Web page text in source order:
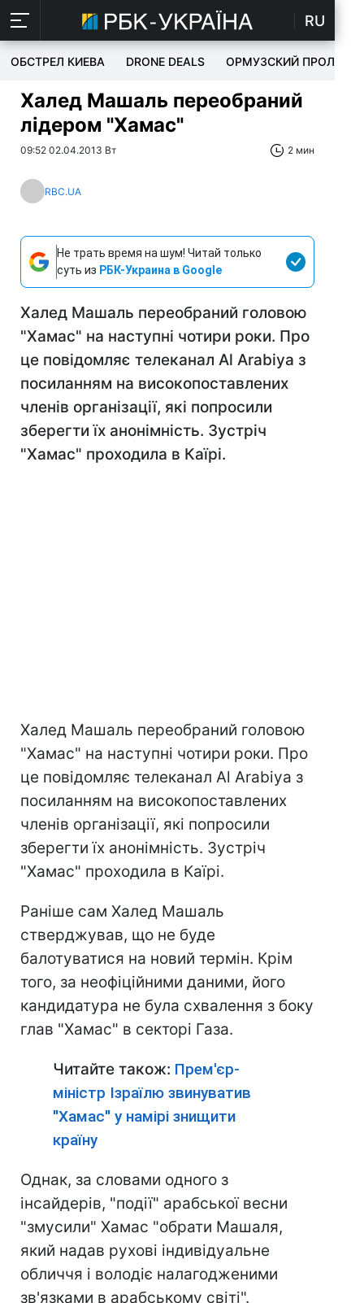
RU
ОБСТРЕЛ КИЕВА DRONE DEALS ОРМУЗСКИЙ ПРОЛИВ
Халед Машаль переобраний
лідером "Хамас"
09:52 02.04.2013 Вт 2 мин
RBC.UA
Не трать время на шум! Читай только
суть из РБК-Украина в Google
Халед Машаль переобраний головою
"Хамас" на наступні чотири роки. Про
це повідомляє телеканал Al Arabiya з
посиланням на високопоставлених
членів організації, які попросили
зберегти їх анонімність. Зустріч
"Хамас" проходила в Каїрі.
Халед Машаль переобраний головою
"Хамас" на наступні чотири роки. Про
це повідомляє телеканал Al Arabiya з
посиланням на високопоставлених
членів організації, які попросили
зберегти їх анонімність. Зустріч
"Хамас" проходила в Каїрі.
Раніше сам Халед Машаль
стверджував, що не буде
балотуватися на новий термін. Крім
того, за неофіційними даними, його
кандидатура не була схвалення з боку
глав "Хамас" в секторі Газа.
Читайте також: Прем'єр-
міністр Ізраїлю звинуватив
"Хамас" у намірі знищити
країну
Однак, за словами одного з
інсайдерів, "події" арабської весни
"змусили" Хамас "обрати Машаля,
який надав рухові індивідуальне
обличчя і володіє налагодженими
зв'язками в арабському світі".